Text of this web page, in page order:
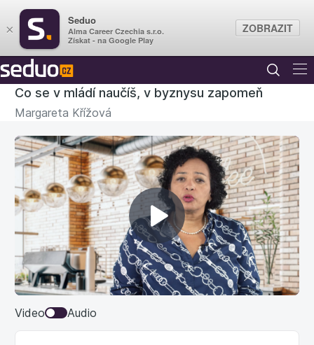
Co se v mládí naučíš, v byznysu zapomeň
Margareta Křížová
Přehrát
video
Video Audio
1. Počkej, až se tě někdo zeptá 4:01
2. Používej větu „máš pravdu“ 3:55
3. Neber, dokud ti nenabídnou
×
Seduo
Alma Career Czechia s.r.o.
Získat - na Google Play
ZOBRAZIT